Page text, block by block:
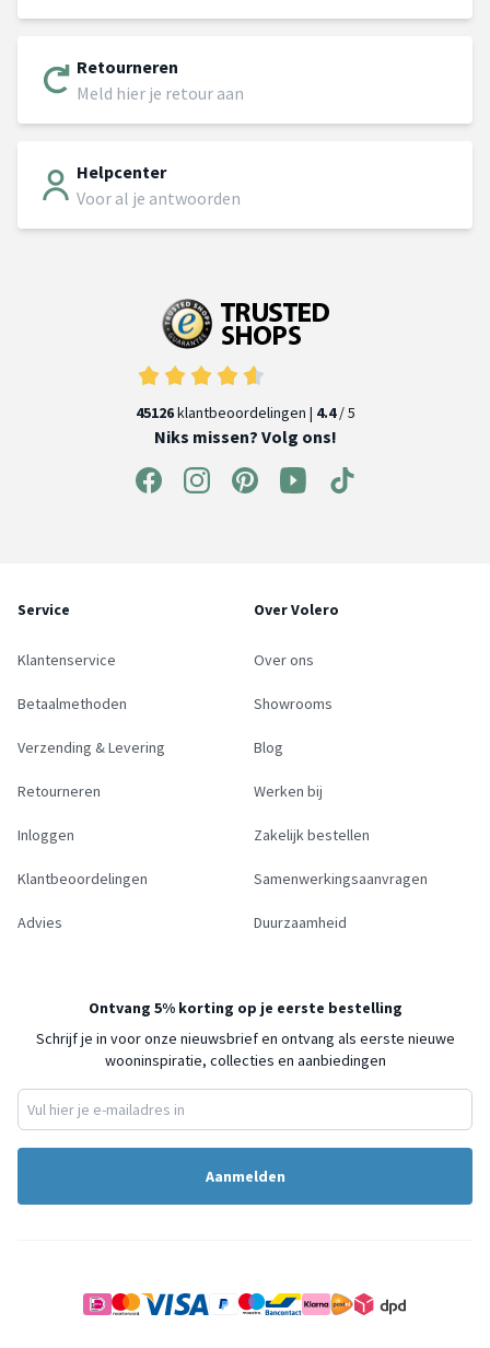
Retourneren
Meld hier je retour aan
Helpcenter
Voor al je antwoorden
45126klantbeoordelingen | 4.4/ 5
Niks missen? Volg ons!
Service
Klantenservice
Betaalmethoden
Verzending & Levering
Retourneren
Inloggen
Klantbeoordelingen
Advies
Over Volero
Over ons
Showrooms
Blog
Werken bij
Zakelijk bestellen
Samenwerkingsaanvragen
Duurzaamheid
Ontvang 5% korting op je eerste bestelling
Schrijf je in voor onze nieuwsbrief en ontvang als eerste nieuwe
wooninspiratie, collecties en aanbiedingen
Aanmelden